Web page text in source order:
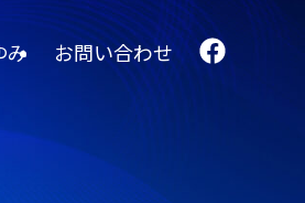
み お問い合わせ